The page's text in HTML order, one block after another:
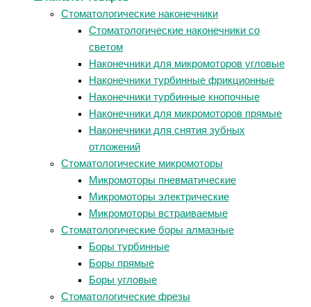
Стоматологические наконечники
Стоматологические наконечники со
светом
Наконечники для микромоторов угловые
Наконечники турбинные фрикционные
Наконечники турбинные кнопочные
Наконечники для микромоторов прямые
Наконечники для снятия зубных
отложений
Стоматологические микромоторы
Микромоторы пневматические
Микромоторы электрические
Микромоторы встраиваемые
Стоматологические боры алмазные
Боры турбинные
Боры прямые
Боры угловые
Стоматологические фрезы